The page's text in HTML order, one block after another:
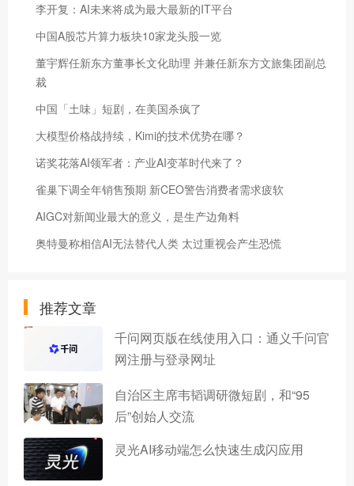
李开复：AI未来将成为最大最新的IT平台
中国A股芯片算力板块10家龙头股一览
董宇辉任新东方董事长文化助理 并兼任新东方文旅集团副总
裁
中国「土味」短剧，在美国杀疯了
大模型价格战持续，Kimi的技术优势在哪？
诺奖花落AI领军者：产业AI变革时代来了？
雀巢下调全年销售预期 新CEO警告消费者需求疲软
AIGC对新闻业最大的意义，是生产边角料
奥特曼称相信AI无法替代人类 太过重视会产生恐慌
推荐文章
千问网页版在线使用入口：通义千问官
网注册与登录网址
自治区主席韦韬调研微短剧，和“95
后”创始人交流
灵光AI移动端怎么快速生成闪应用